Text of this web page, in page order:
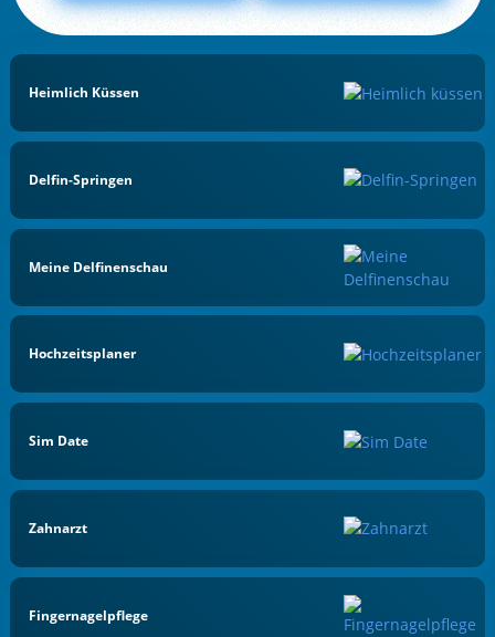
Heimlich Küssen
Delfin-Springen
Meine Delfinenschau
Hochzeitsplaner
Sim Date
Zahnarzt
Fingernagelpflege